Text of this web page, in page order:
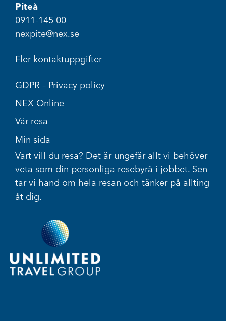
Piteå
0911-145 00
nexpite@nex.se
Fler kontaktuppgifter
GDPR – Privacy policy
NEX Online
Vår resa
Min sida
Vart vill du resa? Det är ungefär allt vi behöver
veta som din personliga resebyrå i jobbet. Sen
tar vi hand om hela resan och tänker på allting
åt dig.